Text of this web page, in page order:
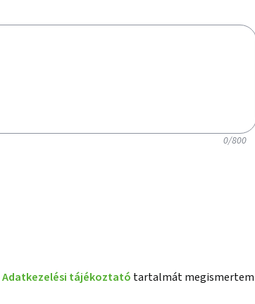
0/800
Adatkezelési tájékoztató tartalmát megismertem